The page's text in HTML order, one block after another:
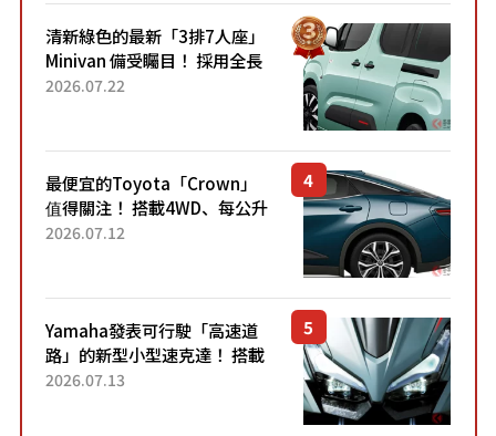
清新綠色的最新「3排7人座」
Minivan 備受矚目！ 採用全長
4.7公尺剛剛好的車身尺寸與
2026.07.22
最便宜的Toyota「Crown」
值得關注！ 搭載4WD、每公升
22.4公里低油耗表現超亮眼！
2026.07.12
Yamaha發表可行駛「高速道
路」的新型小型速克達！ 搭載
能享受超強勁「渦輪感」的動
2026.07.13